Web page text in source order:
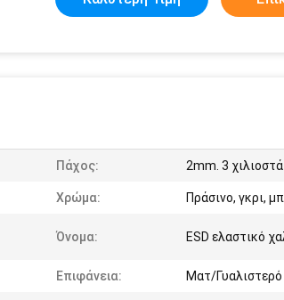
Πάχος: 2mm. 3 χιλιοστά
Χρώμα: Πράσινο, γκρι,
Όνομα: ESD ελαστικό
Επιφάνεια: Ματ/Γυαλιστερό